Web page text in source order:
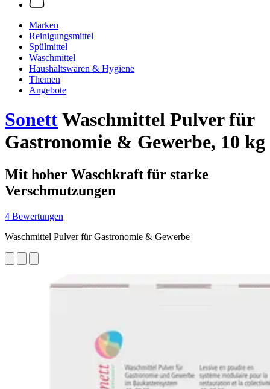
Marken
Reinigungsmittel
Spülmittel
Waschmittel
Haushaltswaren & Hygiene
Themen
Angebote
SonettWaschmittel Pulver für
Gastronomie & Gewerbe, 10 kg
Mit hoher Waschkraft für starke
Verschmutzungen
4 Bewertungen
Waschmittel Pulver für Gastronomie & Gewerbe